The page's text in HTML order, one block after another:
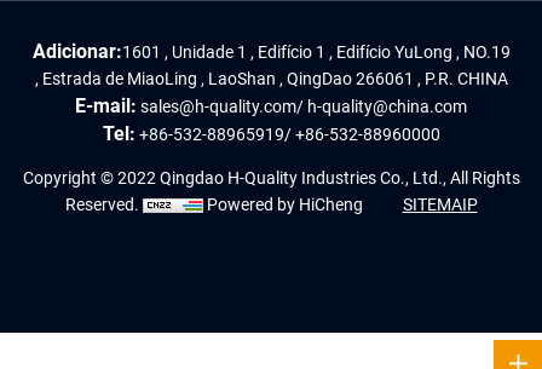
Adicionar:1601 , Unidade 1 , Edifício 1 , Edifício YuLong , NO.19
, Estrada de MiaoLing , LaoShan , QingDao 266061 , P.R. CHINA
E-mail: sales@h-quality.com/ h-quality@china.com
Tel: +86-532-88965919/+86-532-88960000
Copyright © 2022 Qingdao H-Quality Industries Co., Ltd., All Rights
Reserved.
Powered by HiCheng SITEMAIP